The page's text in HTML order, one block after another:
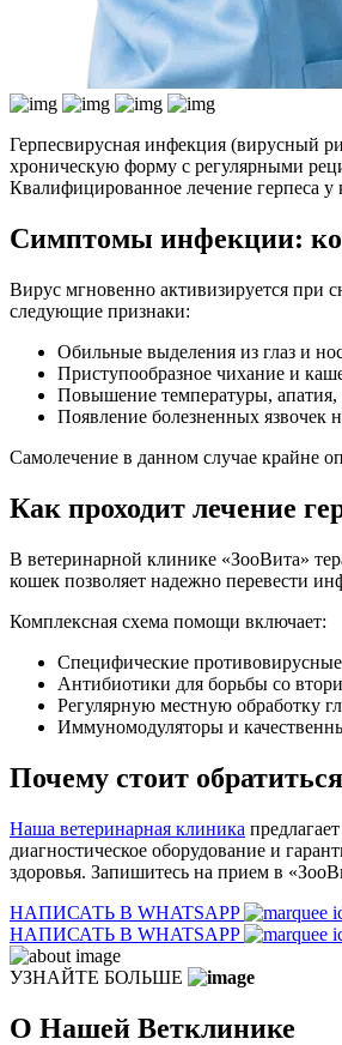
Герпесвирусная инфекция (вирусный
хроническую форму с регулярными
Квалифицированное лечение герпеса
Симптомы инфекции:
Вирус мгновенно активизируется при
следующие признаки:
Обильные выделения из глаз и
Приступообразное чихание и
Повышение температуры, апатия,
Появление болезненных язвочек
Самолечение в данном случае крайне
Как проходит лечение
В ветеринарной клинике «ЗооВита»
кошек позволяет надежно перевести
Комплексная схема помощи включает:
Специфические
Антибиотики для борьбы со
Регулярную местную обработку
Иммуномодуляторы и
Почему стоит
Наша ветеринарная клиника
диагностическое оборудование и
здоровья. Запишитесь на прием в
НАПИСАТЬ В WHATSAPP
НАПИСАТЬ В WHATSAPP
УЗНАЙТЕ БОЛЬШЕ
О Нашей Ветклинике